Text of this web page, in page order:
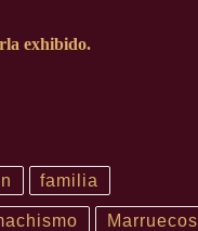
exhibido.
familia
Marruecos